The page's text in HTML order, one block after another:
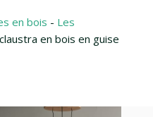
en bois - Les
en bois en guise